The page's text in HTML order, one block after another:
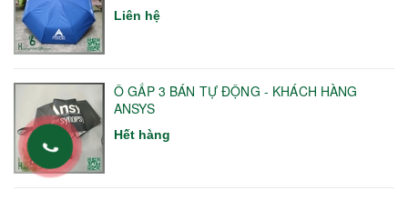
Liên hệ
Ô GẤP 3 BÁN TỰ ĐỘNG - KHÁCH HÀNG
ANSYS
Hết hàng